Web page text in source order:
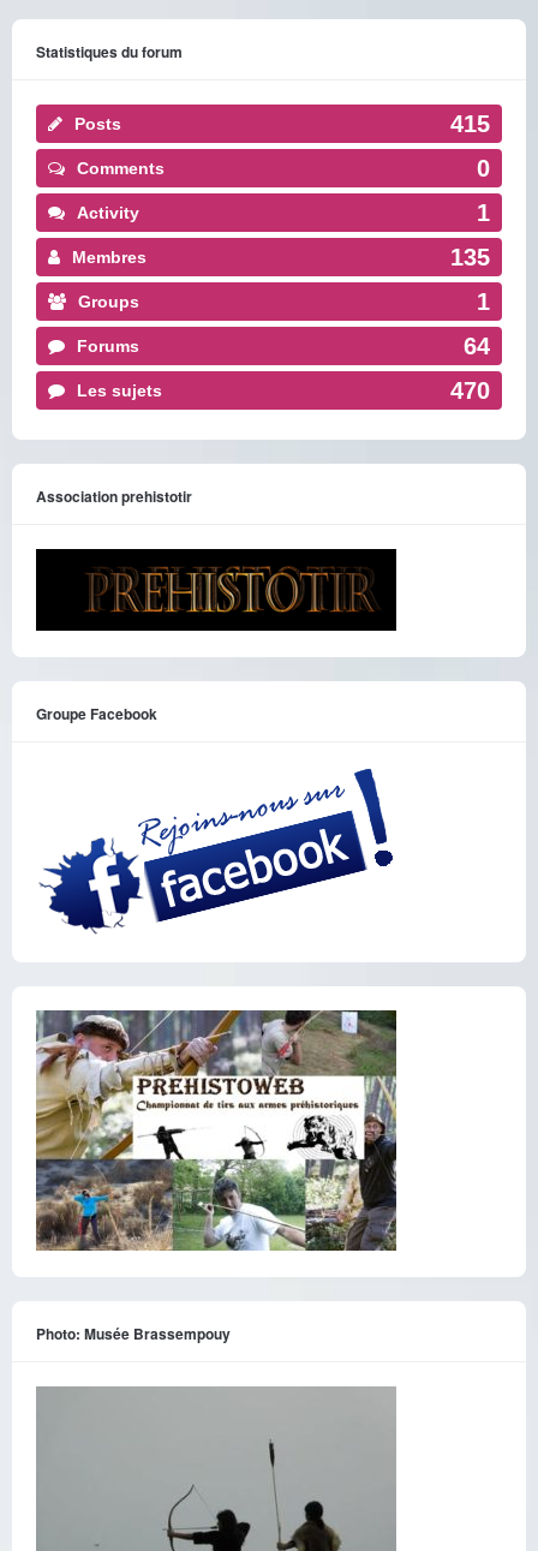
Statistiques du forum
Posts 415
Comments 0
Activity 1
Membres 135
Groups 1
Forums 64
Les sujets 470
Association prehistotir
Groupe Facebook
Photo: Musée Brassempouy